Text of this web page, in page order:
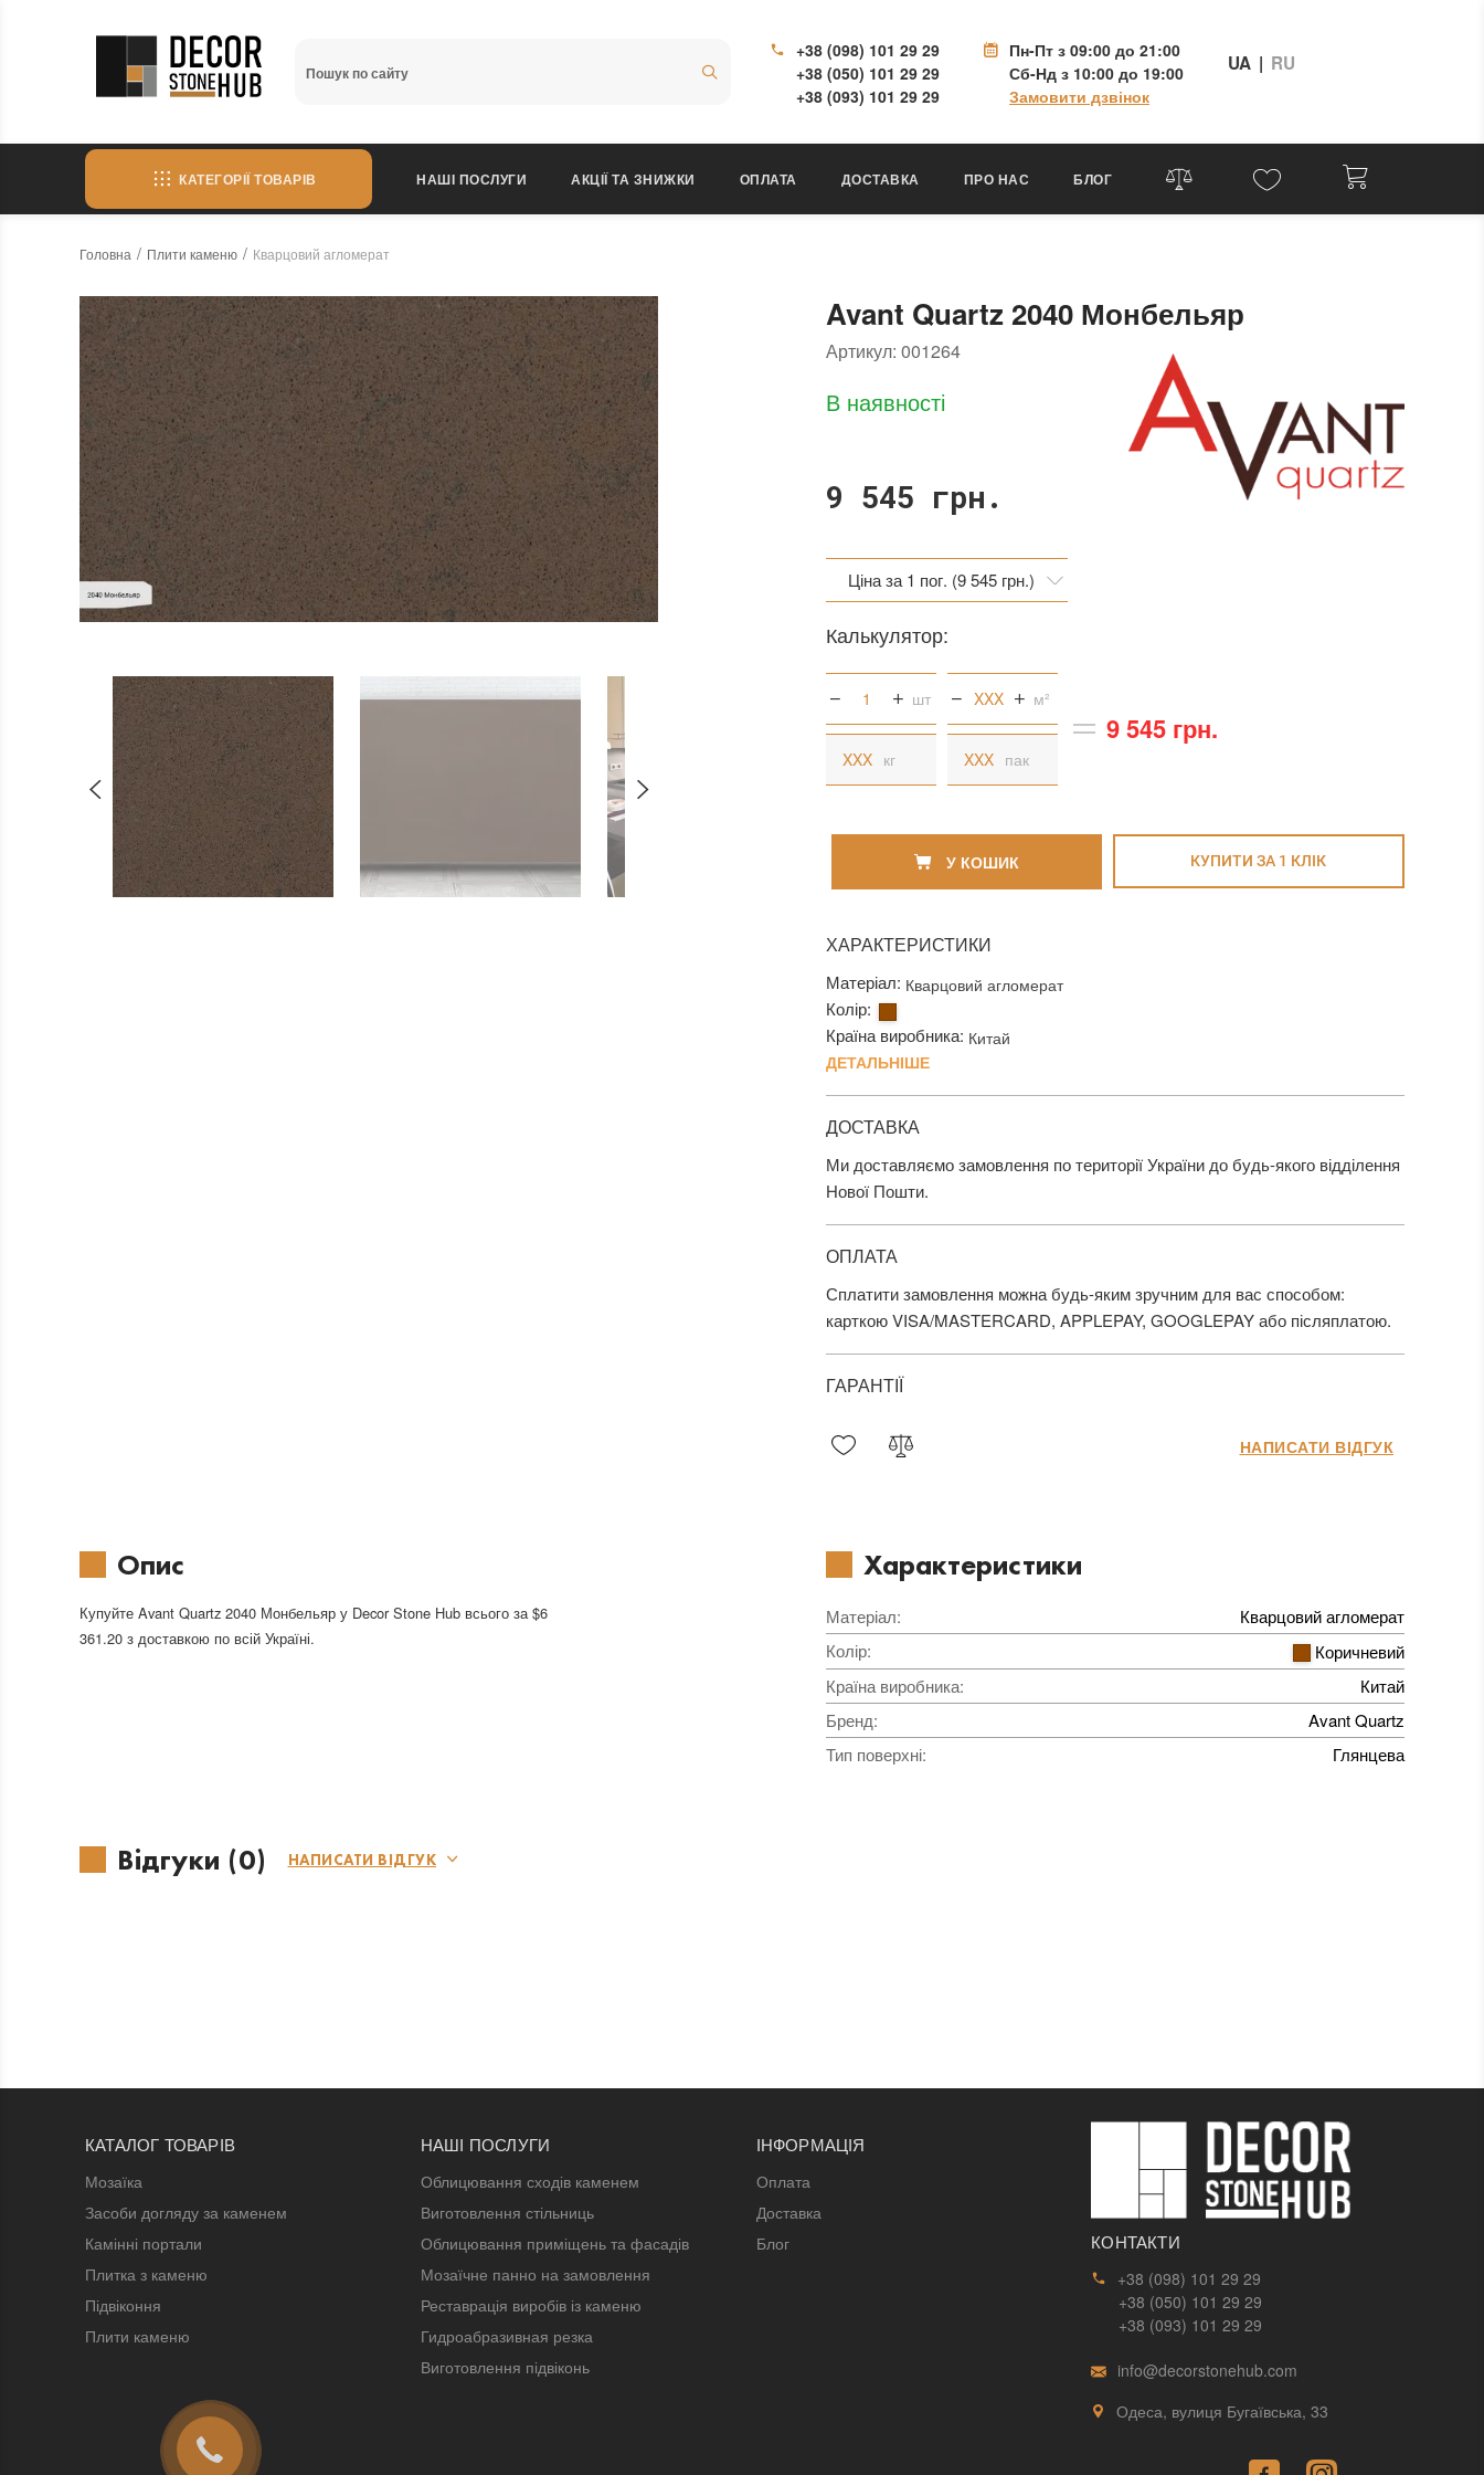
+38 (098) 101 29 29
+38 (050) 101 29 29
+38 (093) 101 29 29
Пн-Пт з 09:00 до 21:00
Сб-Нд з 10:00 до 19:00
Замовити дзвінок
UA | RU
КАТЕГОРІЇ ТОВАРІВ НАШІ ПОСЛУГИ АКЦІЇ ТА ЗНИЖКИ ОПЛАТА ДОСТАВКА ПРО НАС БЛОГ
Головна Плити каменю Кварцовий агломерат
Avant Quartz 2040 Монбельяр
Артикул: 001264
В наявності
9 545 грн.
Ціна за 1 пог. (9 545 грн.)
Ціна за 1 кв. (10 531 грн.)
Калькулятор:
шт м²
кг пак
9 545 грн.
У КОШИК КУПИТИ ЗА 1 КЛIК
ХАРАКТЕРИСТИКИ
Матеріал: Кварцовий агломерат
Колір:
Країна виробника: Китай
ДЕТАЛЬНІШЕ
ДОСТАВКА
Ми доставляємо замовлення по території України до будь-якого відділення
Нової Пошти.
ОПЛАТА
Сплатити замовлення можна будь-яким зручним для вас способом:
карткою VISA/MASTERCARD, APPLEPAY, GOOGLEPAY або післяплатою.
ГАРАНТІЇ
НАПИСАТИ ВІДГУК
Опис
Купуйте Avant Quartz 2040 Монбельяр у Decor Stone Hub всього за $6
361.20 з доставкою по всій Україні.
Характеристики
Матеріал:
Кварцовий агломерат
Колір:
Коричневий
Країна виробника:
Китай
Бренд:
Avant Quartz
Тип поверхні: Глянцева
Відгуки (0) НАПИСАТИ ВІДГУК
КАТАЛОГ ТОВАРІВ
Мозаїка
Засоби догляду за каменем
Камінні портали
Плитка з каменю
Підвіконня
Плити каменю
НАШІ ПОСЛУГИ
Облицювання сходів каменем
Виготовлення стільниць
Облицювання приміщень та фасадів
Мозаїчне панно на замовлення
Реставрація виробів із каменю
Гидроабразивная резка
Виготовлення підвіконь
ІНФОРМАЦІЯ
Оплата
Доставка
Блог
КОНТАКТИ
+38 (098) 101 29 29
+38 (050) 101 29 29
+38 (093) 101 29 29
info@decorstonehub.com
Одеса, вулиця Бугаївська, 33